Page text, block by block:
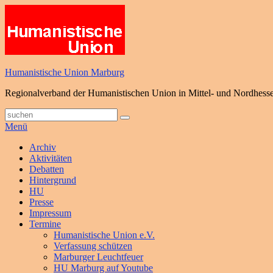
springen
Humanistische Union Marburg
Regionalverband der Humanistischen Union in Mittel- und
Suche
nach:
Suchen
Menü
Primäres
Menü
Archiv
Aktivitäten
Debatten
Hintergrund
HU
Presse
Impressum
Termine
Humanistische Union e.V.
Verfassung schützen
Marburger Leuchtfeuer
HU Marburg auf Youtube